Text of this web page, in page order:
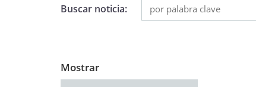
Buscar noticia:
Mostrar